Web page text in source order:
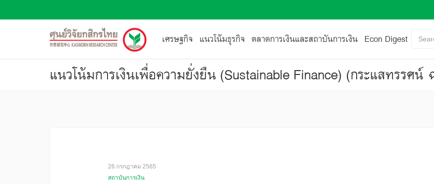
เศรษฐกิจ แนวโน้มธุรกิจ ตลาดการเงินและสถาบันการเงิน Econ Digest
แนวโน้มการเงินเพื่อความยั่งยืน (Sustainable Finance) (กระแสทรรศ
26 กรกฎาคม 2565
สถาบันการเงิน